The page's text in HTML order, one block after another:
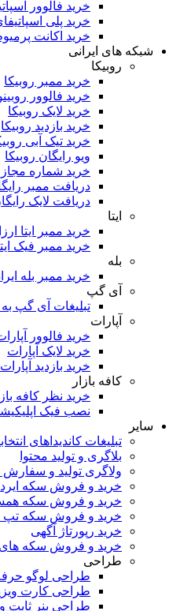
خرید فالوور
خرید پلی
خرید اکانت
شبکه های ایرانی
روبیکا
خرید ممبر روبیکا
خرید فالوور
خرید لایک روبیکا
خرید بازدید روبیکا
خرید تیک آبی
ویو رایگان روبیکا
خرید شماره
دریافت ممبر
دریافت لایک
ایتا
خرید ممبر ایتا
خرید ممبر فیک
بله
خرید ممبر بله
آی گپ
تبلیغات آی گپ
آپارات
خرید فالوور
خرید لایک آپارات
خرید بازدید آپارات
کافه بازار
خرید نظر کافه
نصب فیک
سایر
تبلیغات کاندیداهای
بلاگری و تولید محتوا
ولاگری تولید و سفارش
خرید و فروش سکه
خرید و فروش سکه
خرید و فروش سکه تپ
خرید رپورتاژ آگهی
خرید و فروش سکه های
طراحی
طراحی لوگو
طراحی کارت
طراحی بنر ثابت